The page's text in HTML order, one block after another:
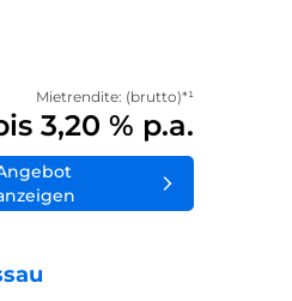
Mietrendite: (brutto)*¹
3,20 % p.a.